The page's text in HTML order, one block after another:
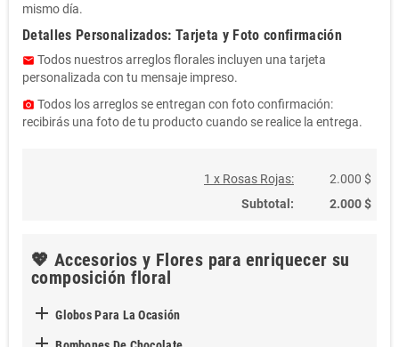
mismo día.
Detalles Personalizados: Tarjeta y Foto confirmación
email Todos nuestros arreglos florales incluyen una tarjeta
personalizada con tu mensaje impreso.
photo_camera Todos los arreglos se entregan con foto confirmación:
recibirás una foto de tu producto cuando se realice la entrega.
1 x Rosas Rojas:
2.000 $
Subtotal:
2.000 $
💖 Accesorios y Flores para enriquecer su
composición floral
 Globos Para La Ocasión